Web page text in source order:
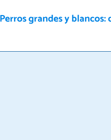
Perros grandes y blancos: